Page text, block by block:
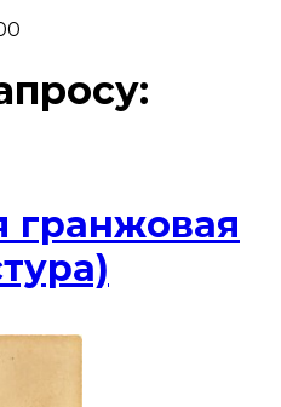
гранжовая